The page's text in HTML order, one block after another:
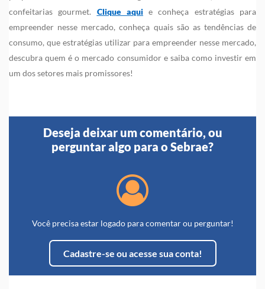
confeitarias gourmet. Clique aquie conheça estratégias para
empreender nesse mercado, conheça quais são as tendências de
consumo, que estratégias utilizar para empreender nesse mercado,
descubra quem é o mercado consumidor e saiba como investir em
um dos setores mais promissores!
Deseja deixar um comentário, ou
perguntar algo para o Sebrae?
Você precisa estar logado para comentar ou perguntar!
Cadastre-se ou acesse sua conta!